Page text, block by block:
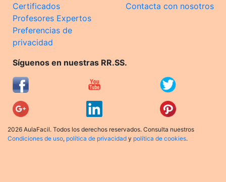
Certificados
Profesores Expertos
Preferencias de
privacidad
Contacta con nosotros
Síguenos en nuestras RR.SS.
2026 AulaFacil. Todos los derechos reservados. Consulta nuestros
Condiciones de uso, política de privacidad y política de cookies.